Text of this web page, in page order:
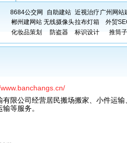
8684公交网 自助建站 近视治疗 广州网站
郴州建网站 无线摄像头拉布灯箱 外贸
化妆品策划
防盗器 标识设计 推筒子
有限公司经营居民搬场搬家、小件运
等服务。